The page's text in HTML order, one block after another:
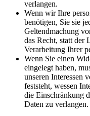
verlangen.
Wenn wir Ihre
benötigen, Sie sie
Geltendmachung
das Recht, statt der
Verarbeitung Ihrer
Wenn Sie einen
eingelegt haben,
unseren Interessen
feststeht, wessen
die Einschränkung
Daten zu verlangen.